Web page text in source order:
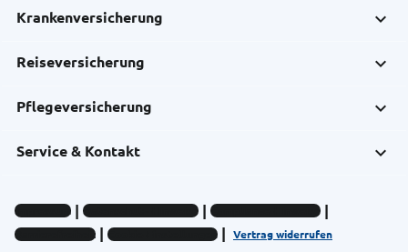
Krankenversicherung
Reiseversicherung
Pflegeversicherung
Service & Kontakt
Impressum Datenschutz-Hinweise
Compliance-Hinweise
Barrierefreiheit
Cookie-Einstellungen Vertrag widerrufen